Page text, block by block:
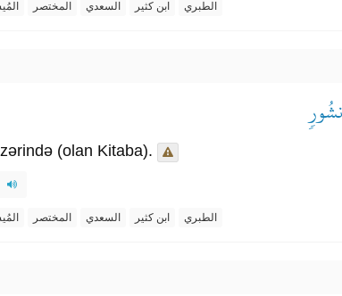
المختصر السعدي ابن كثير الطبري
(olan Kitaba).
المختصر السعدي ابن كثير الطبري